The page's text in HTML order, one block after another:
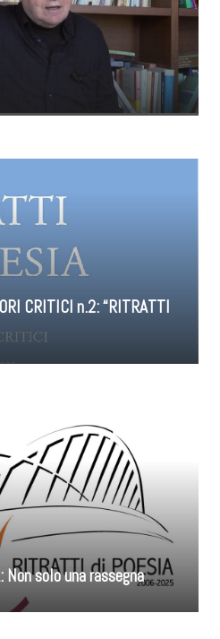
CRITICI n.2: “RITRATTI
Non solo una rassegna